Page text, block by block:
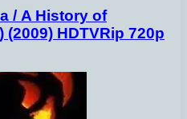
/ A History of
HDTVRip 720p